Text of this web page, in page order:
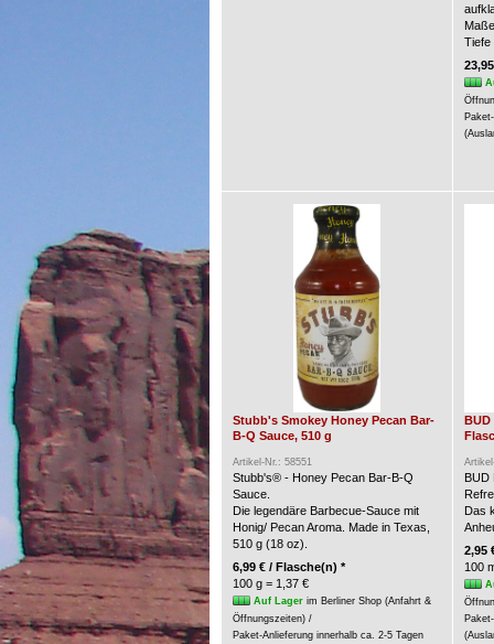
Tiefe
Stubb's Smokey Honey Pecan Bar-
B-Q Sauce, 510 g
Artikel-Nr.: 58551
Stubb's® - Honey Pecan Bar-B-Q
Sauce.
Die legendäre Barbecue-Sauce mit
Honig/ Pecan Aroma. Made in Texas,
510 g (18 oz).
6,99 € / Flasche(n) *
100 g = 1,37 €
Auf Lagerim Berliner Shop (Anfahrt &
Öffnungszeiten) /
Paket-Anlieferung innerhalb ca. 2-5 Tagen
BUD
BUD
Das
2,95
100